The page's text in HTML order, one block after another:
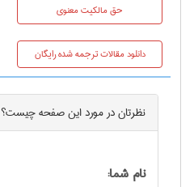
حق مالکیت معنوی
دانلود مقالات ترجمه شده رایگان
نظرتان در مورد اینصفحهچیست؟
نام شما: